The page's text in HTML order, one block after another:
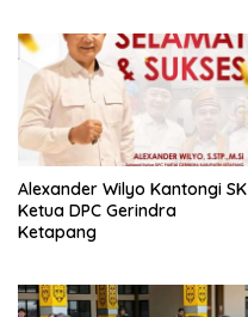
Alexander Wilyo Kantongi SK
Ketua DPC Gerindra
Ketapang